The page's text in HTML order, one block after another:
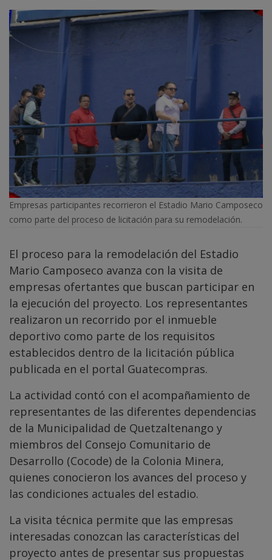
Empresas participantes recorrieron el Estadio Mario Camposeco
como parte del proceso de licitación para su remodelación.
El proceso para la remodelación del Estadio
Mario Camposeco avanza con la visita de
empresas ofertantes que buscan participar en
la ejecución del proyecto. Los representantes
realizaron un recorrido por el inmueble
deportivo como parte de los requisitos
establecidos dentro de la licitación pública
publicada en el portal Guatecompras.
La actividad contó con el acompañamiento de
representantes de las diferentes dependencias
de la Municipalidad de Quetzaltenango y
miembros del Consejo Comunitario de
Desarrollo (Cocode) de la Colonia Minera,
quienes conocieron los avances del proceso y
las condiciones actuales del estadio.
La visita técnica permite que las empresas
interesadas conozcan las características del
proyecto antes de presentar sus propuestas